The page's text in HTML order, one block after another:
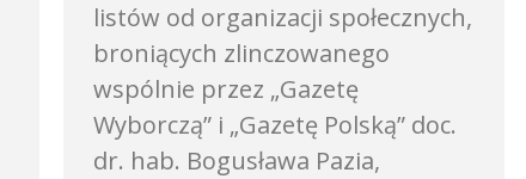
listów od organizacji społecznych,
broniących zlinczowanego
wspólnie przez „Gazetę
Wyborczą” i „Gazetę Polską” doc.
dr. hab. Bogusława Pazia,